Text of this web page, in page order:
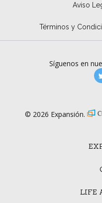
Aviso
Términos y
LIFE
Síguenos en
© 2026 Expansión.